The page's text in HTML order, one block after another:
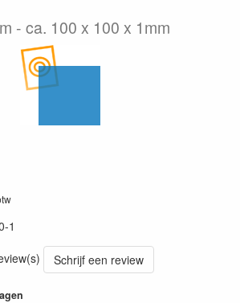
ca. 100 x 100 x 1mm
1
Schrijf een review